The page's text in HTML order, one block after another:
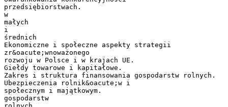
przedsiębiorstwach.
w
małych
i
średnich
Ekonomiczne i społeczne aspekty strategii
zr&oacute;wnoważonego
rozwoju w Polsce i w krajach UE.
Giełdy towarowe i kapitałowe.
Zakres i struktura finansowania gospodarstw rolnych.
Ubezpieczenia rolnik&oacute;w i
społecznym i majątkowym.
gospodarstw